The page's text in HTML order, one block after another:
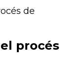
de
procés